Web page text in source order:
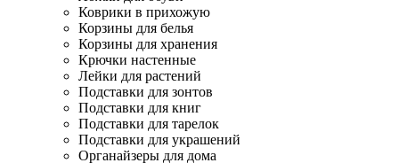
Коврики в прихожую
Корзины для белья
Корзины для хранения
Крючки настенные
Лейки для растений
Подставки для зонтов
Подставки для книг
Подставки для тарелок
Подставки для украшений
Органайзеры для дома